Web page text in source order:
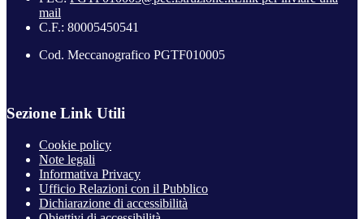
mail
C.F.: 80005450541
Cod. Meccanografico PGTF010005
Sezione Link Utili
Cookie policy
Note legali
Informativa Privacy
Ufficio Relazioni con il Pubblico
Dichiarazione di accessibilità